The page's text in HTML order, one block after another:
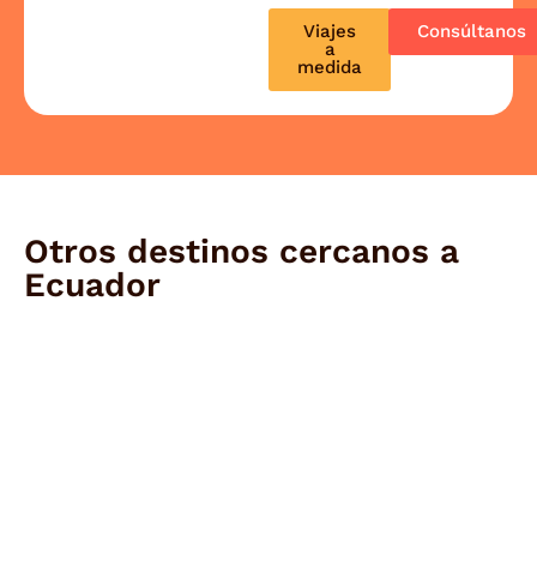
Viajes
a
medida
Consúltanos
Otros destinos cercanos a
Ecuador